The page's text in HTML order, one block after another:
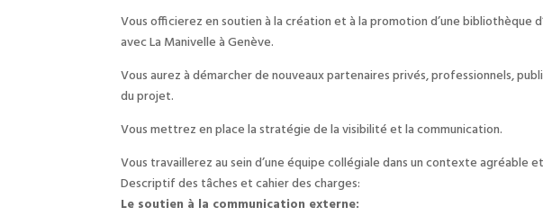
Vous officierez en soutien à la création et à la promotion d’une bibliothèque
avec La Manivelle à Genève.
Vous aurez à démarcher de nouveaux partenaires privés, professionnels,
du projet.
Vous mettrez en place la stratégie de la visibilité et la communication.
Vous travaillerez au sein d’une équipe collégiale dans un contexte agréable
Descriptif des tâches et cahier des charges:
Le soutien à la communication externe: